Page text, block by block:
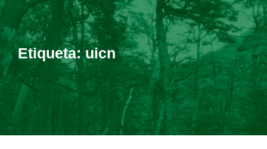
Etiqueta:uicn